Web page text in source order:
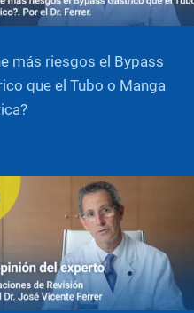
más riesgos el Bypass
que el Tubo o Manga